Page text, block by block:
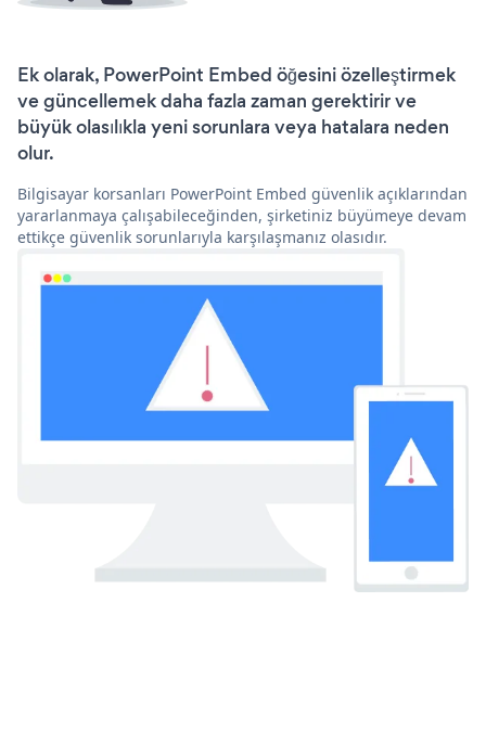
Ek olarak, PowerPoint Embed öğesini özelleştirmek
ve güncellemek daha fazla zaman gerektirir ve
büyük olasılıkla yeni sorunlara veya hatalara neden
olur.
Bilgisayar korsanları PowerPoint Embed güvenlik açıklarından
yararlanmaya çalışabileceğinden, şirketiniz büyümeye devam
ettikçe güvenlik sorunlarıyla karşılaşmanız olasıdır.